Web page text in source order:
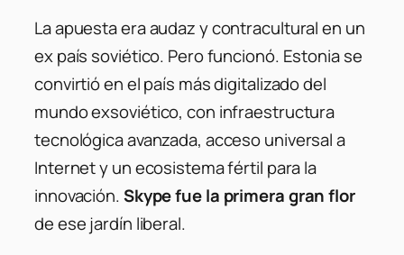
La apuesta era audaz y contracultural en un
ex país soviético. Pero funcionó. Estonia se
convirtió en el país más digitalizado del
mundo exsoviético, con infraestructura
tecnológica avanzada, acceso universal a
Internet y un ecosistema fértil para la
innovación.Skype fue la primera gran flor
de ese jardín liberal.